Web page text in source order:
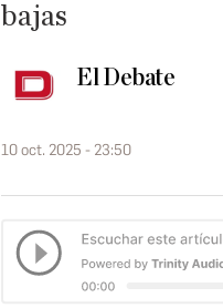
bajas
El Debate
10 oct. 2025 - 23:50